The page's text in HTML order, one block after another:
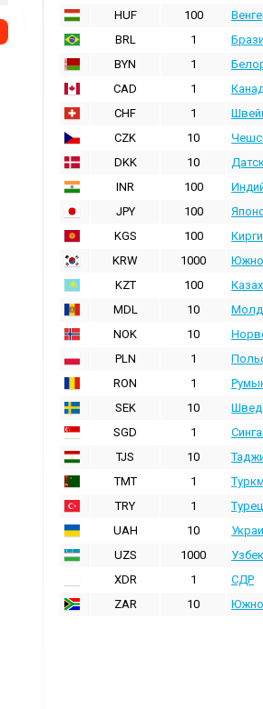
HUF
100
BRL
1
BYN
1
CAD
1
CHF
1
CZK
10
DKK
10
INR
100
JPY
100
KGS
100
KRW
1000
KZT
100
MDL
10
NOK
10
PLN
1
RON
1
SEK
10
SGD
1
TJS
10
TMT
1
TRY
1
UAH
10
UZS
1000
XDR
1 СДР
ZAR
10